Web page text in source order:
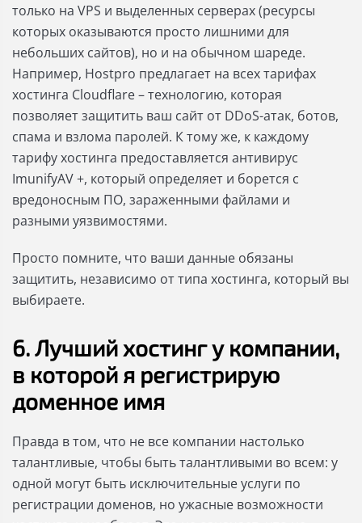
только на VPS и выделенных серверах (ресурсы
которых оказываются просто лишними для
небольших сайтов), но и на обычном шареде.
Например, Hostpro предлагает на всех тарифах
хостинга Cloudflare – технологию, которая
позволяет защитить ваш сайт от DDoS-атак, ботов,
спама и взлома паролей. К тому же, к каждому
тарифу хостинга предоставляется антивирус
ImunifyAV +, который определяет и борется с
вредоносным ПО, зараженными файлами и
разными уязвимостями.
Просто помните, что ваши данные обязаны
защитить, независимо от типа хостинга, который вы
выбираете.
6. Лучший хостинг у компании,
в которой я регистрирую
доменное имя
Правда в том, что не все компании настолько
талантливые, чтобы быть талантливыми во всем: у
одной могут быть исключительные услуги по
регистрации доменов, но ужасные возможности